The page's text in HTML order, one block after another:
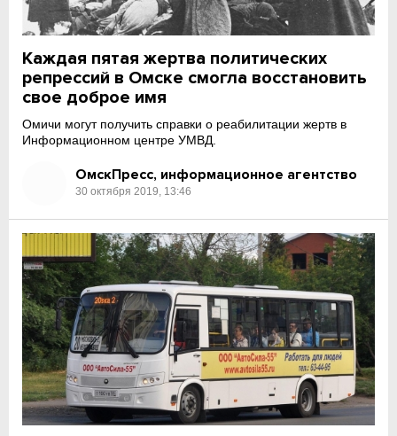
Каждая пятая жертва политических
репрессий в Омске смогла восстановить
свое доброе имя
Омичи могут получить справки о реабилитации жертв в
Информационном центре УМВД.
ОмскПресс, информационное агентство
30 октября 2019, 13:46